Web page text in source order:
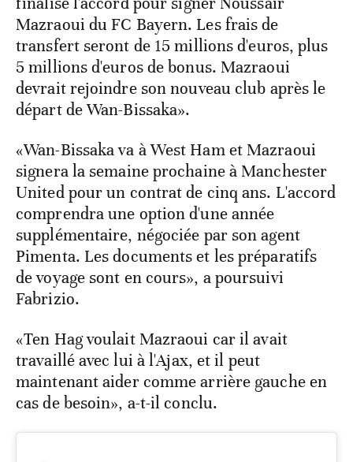
Mazraoui du FC Bayern. Les frais de
transfert seront de 15 millions d'euros, plus
5 millions d'euros de bonus. Mazraoui
devrait rejoindre son nouveau club après le
départ de Wan-Bissaka».
«Wan-Bissaka va à West Ham et Mazraoui
signera la semaine prochaine à Manchester
United pour un contrat de cinq ans. L'accord
comprendra une option d'une année
supplémentaire, négociée par son agent
Pimenta. Les documents et les préparatifs
de voyage sont en cours», a poursuivi
Fabrizio.
«Ten Hag voulait Mazraoui car il avait
travaillé avec lui à l'Ajax, et il peut
maintenant aider comme arrière gauche en
cas de besoin», a-t-il conclu.